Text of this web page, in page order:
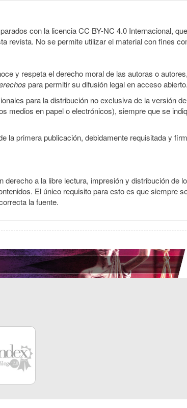
con la licencia CC BY-NC 4.0 Internacional,
revista. No se permite utilizar el material con fines
y respeta el derecho moral de las autoras o
para permitir su difusión legal en acceso abierto.
para la distribución no exclusiva de la versión
medios en papel o electrónicos), siempre que se
la primera publicación, debidamente requisitada y
a la libre lectura, impresión y distribución de
El único requisito para esto es que siempre
la fuente.